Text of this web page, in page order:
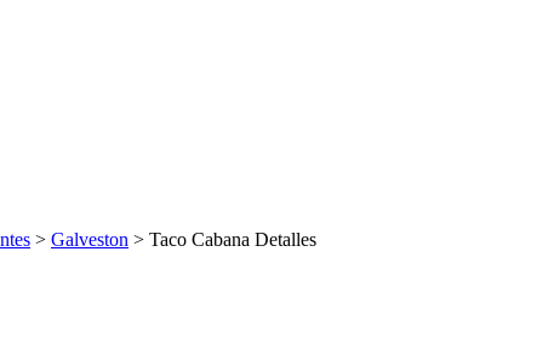
> Galveston > Taco Cabana Detalles